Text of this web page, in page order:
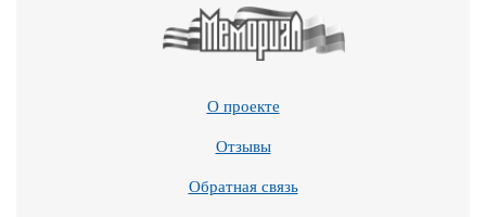
О проекте
Отзывы
Обратная связь